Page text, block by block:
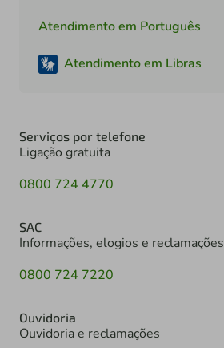
Atendimento em Português
Atendimento em Libras
Serviços por telefone
Ligação gratuita
0800 724 4770
SAC
Informações, elogios e reclamações
0800 724 7220
Ouvidoria
Ouvidoria e reclamações